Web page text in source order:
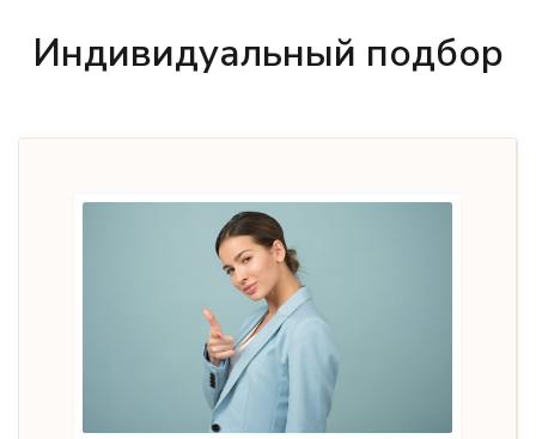
Индивидуальный подбор